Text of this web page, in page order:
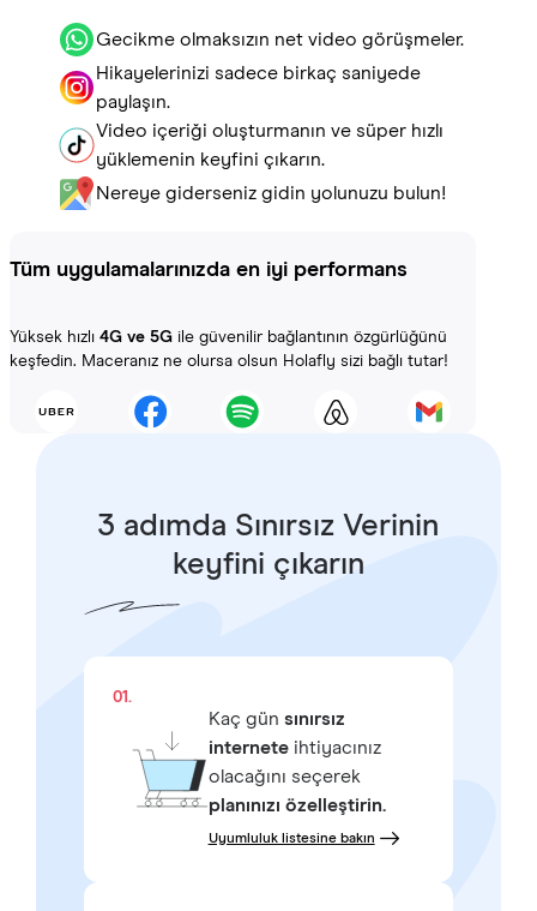
Gecikme olmaksızın net video görüşmeler.
Hikayelerinizi sadece birkaç saniyede
paylaşın.
Video içeriği oluşturmanın ve süper hızlı
yüklemenin keyfini çıkarın.
Nereye giderseniz gidin yolunuzu bulun!
Tüm uygulamalarınızda en iyi performans
Yüksek hızlı 4G ve 5G ile güvenilir bağlantının özgürlüğünü
keşfedin. Maceranız ne olursa olsun Holafly sizi bağlı tutar!
3 adımda Sınırsız Verinin
keyfini çıkarın
01.
Kaç gün sınırsız
interneteihtiyacınız
olacağını seçerek
planınızı özelleştirin.
Uyumluluk listesine bakın